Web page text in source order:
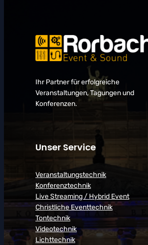
Ihr Partner für erfolgreiche
Veranstaltungen, Tagungen und
Konferenzen.
Unser Service
Veranstaltungstechnik
Konferenztechnik
Live Streaming / Hybrid Event
Christliche Eventtechnik
Tontechnik
Videotechnik
Lichttechnik